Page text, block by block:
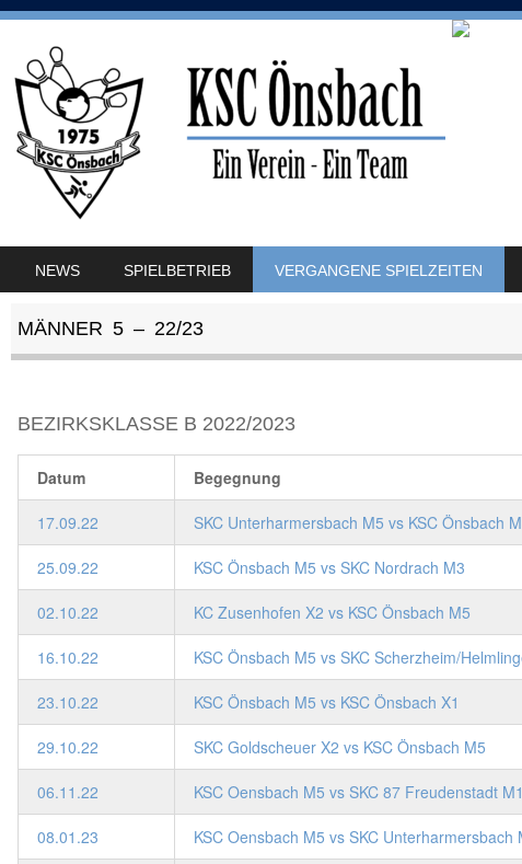
MENU
NEWS SPIELBETRIEB VERGANGENE SPIELZEITEN
MÄNNER 5 – 22/23
BEZIRKSKLASSE B 2022/2023
Datum Begegnung
17.09.22 SKC Unterharmersbach M5 vs KSC Önsbach
25.09.22 KSC Önsbach M5 vs SKC Nordrach M3
02.10.22 KC Zusenhofen X2 vs KSC Önsbach M5
16.10.22 KSC Önsbach M5 vs SKC Scherzheim/
23.10.22 KSC Önsbach M5 vs KSC Önsbach X1
29.10.22 SKC Goldscheuer X2 vs KSC Önsbach M5
06.11.22 KSC Oensbach M5 vs SKC 87 Freudenstadt M1
08.01.23 KSC Oensbach M5 vs SKC Unterharmersbach